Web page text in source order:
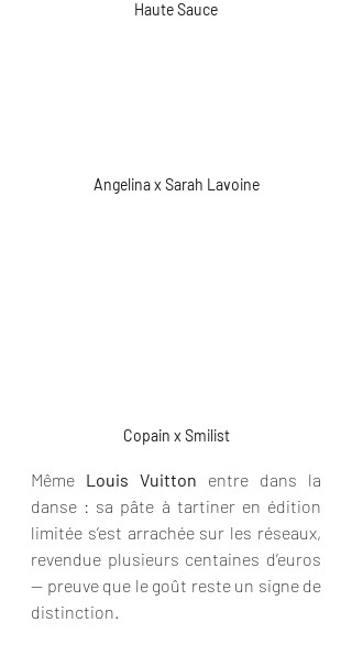
Haute Sauce
Angelina x Sarah Lavoine
Copain x Smilist
Même Louis Vuitton entre dans la
danse : sa pâte à tartiner en édition
limitée s’est arrachée sur les réseaux,
revendue plusieurs centaines d’euros
— preuve que le goût reste un signe de
distinction.